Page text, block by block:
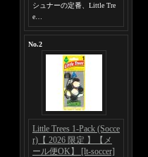
シュナーの定番、Little Tre
e…
No.2
Little Trees 1-Pack (Socce
r)【 2026 限定 】【メ
ール便OK】 [lt-soccer]